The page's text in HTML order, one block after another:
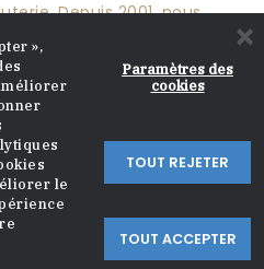
Depuis 2001, nous
pour vous proposer un
mettre nos compétences à
service.


×
»,
le
Paramètres des
cookies
TOUT REJETER
TOUT ACCEPTER